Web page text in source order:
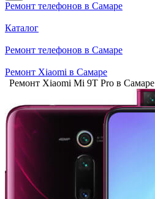
Ремонт телефонов в Самаре
Каталог
Ремонт телефонов в Самаре
Ремонт Xiaomi в Самаре
Ремонт Xiaomi Mi 9T Pro в Самаре